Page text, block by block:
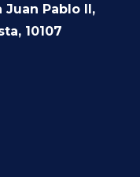
Pablo II,
10107